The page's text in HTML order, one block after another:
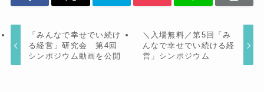
「みんなで幸せでい続け
る経営」研究会 第4回
シンポジウム動画を公開
＼入場無料／第5回「み
んなで幸せでい続ける経
営」シンポジウム